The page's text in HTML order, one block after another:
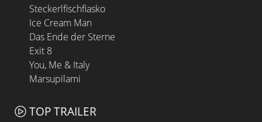
Steckerlfischfiasko
Ice Cream Man
Das Ende der Sterne
Exit 8
You, Me & Italy
Marsupilami
TOP TRAILER